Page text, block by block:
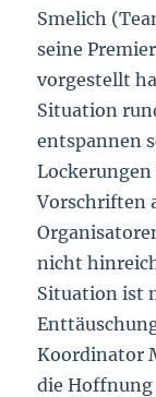
Smelich
seine
vorgestellt
Situation
entspannen
Vorschriften
nicht
Situation ist
Koordinator
die Hoffnung